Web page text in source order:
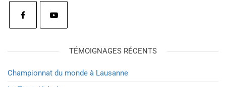
TÉMOIGNAGES RÉCENTS
Championnat du monde à Lausanne